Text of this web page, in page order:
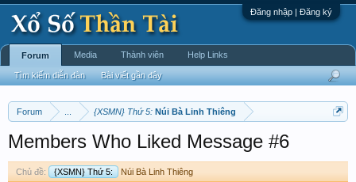
Đăng nhập | Đăng ký
Forum {XSMN} Thứ 5: Núi Bà Linh Thiêng
Members Who Liked Message #6
Chủ đề: {XSMN} Thứ 5: Núi Bà Linh Thiêng
Forum
Tìm kiếm diễn đàn Bài viết gần đây
Media Thành viên Help Links